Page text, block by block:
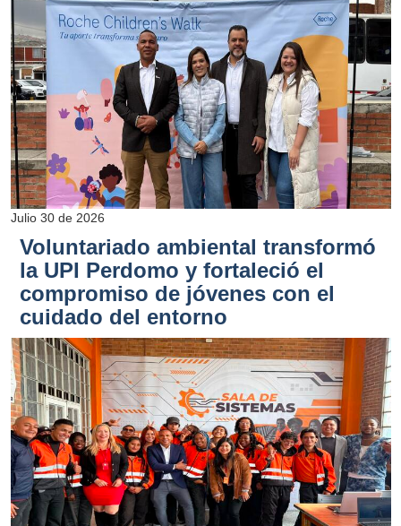
Julio 30 de 2026
Voluntariado ambiental transformó
la UPI Perdomo y fortaleció el
compromiso de jóvenes con el
cuidado del entorno